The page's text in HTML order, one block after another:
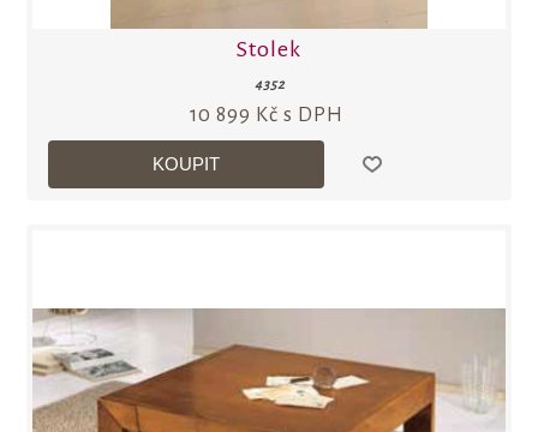
Stolek
4352
10 899 Kč s DPH